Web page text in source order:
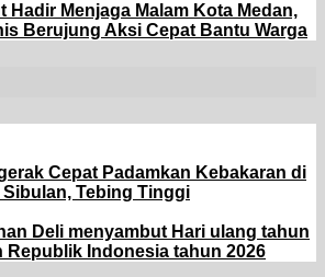
Hadir Menjaga Malam Kota Medan,
Berujung Aksi Cepat Bantu Warga
Cepat Padamkan Kebakaran di
Tebing Tinggi
Deli menyambut Hari ulang tahun
Republik Indonesia tahun 2026